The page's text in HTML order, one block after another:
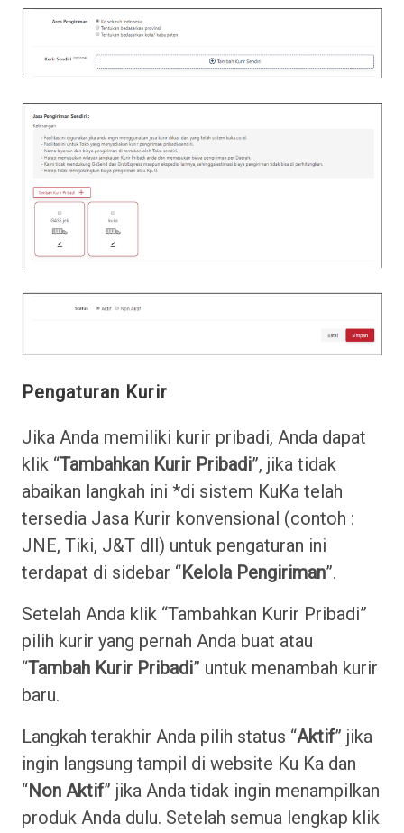
Pengaturan Kurir
Jika Anda memiliki kurir pribadi, Anda dapat
klik “Tambahkan Kurir Pribadi”, jika tidak
abaikan langkah ini *di sistem KuKa telah
tersedia Jasa Kurir konvensional (contoh :
JNE, Tiki, J&T dll) untuk pengaturan ini
terdapat di sidebar “Kelola Pengiriman”.
Setelah Anda klik “Tambahkan Kurir Pribadi”
pilih kurir yang pernah Anda buat atau
“Tambah Kurir Pribadi” untuk menambah kurir
baru.
Langkah terakhir Anda pilih status “Aktif” jika
ingin langsung tampil di website Ku Ka dan
“Non Aktif” jika Anda tidak ingin menampilkan
produk Anda dulu. Setelah semua lengkap klik